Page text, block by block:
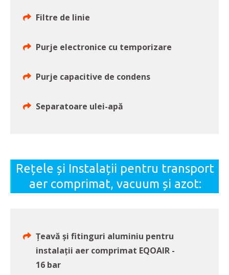
Filtre de linie
Purje electronice cu temporizare
Purje capacitive de condens
Separatoare ulei-apă
Rețele și Instalații pentru transport
aer comprimat, vacuum și azot:
Țeavă și fitinguri aluminiu pentru
instalații aer comprimat EQOAIR -
16 bar